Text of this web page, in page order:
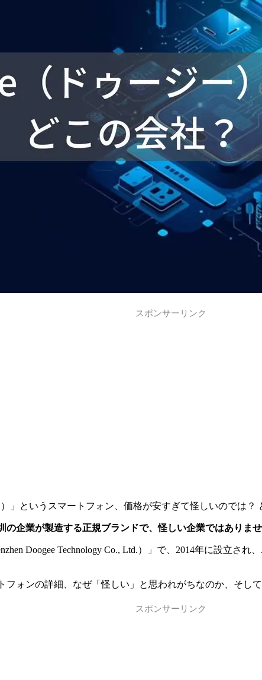
スポンサーリンク
」というスマートフォン、価格が安すぎて怪しいのでは？
の企業が製造する正規ブランドで、怪しい企業ではありま
Doogee Technology Co., Ltd.）」で、2014年に設立さ
フォンの詳細、なぜ「怪しい」と思われがちなのか、そし
スポンサーリンク